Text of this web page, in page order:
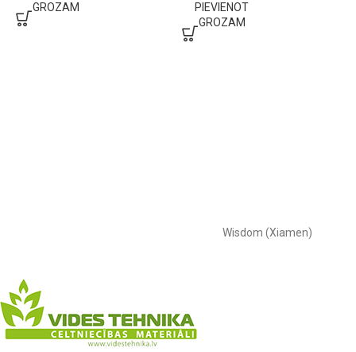
GROZAM
PIEVIENOT
GROZAM
Wisdom (Xiamen)